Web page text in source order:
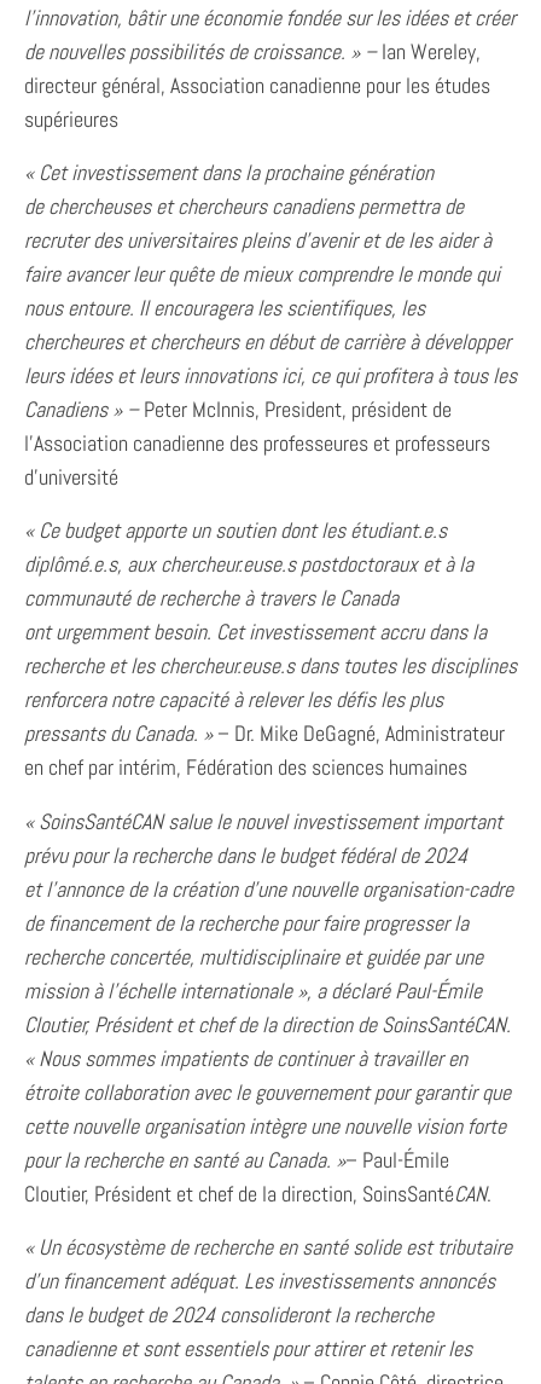
l’innovation, bâtir une économie fondée sur les idées et créer
de nouvelles possibilités decroissance. » –Ian Wereley,
directeur général, Association canadienne pour les études
supérieures
« Cet investissement dans la prochaine génération
dechercheuses et chercheurs canadiens permettra de
recruter des universitaires pleins d’avenir et de les aider à
faire avancer leur quête de mieux comprendre le monde qui
nous entoure. Il encouragera les scientifiques, les
chercheures et chercheurs en début de carrière à développer
leurs idées et leurs innovations ici, ce qui profitera à tous les
Canadiens » –Peter McInnis, President, président de
l’Association canadienne des professeures et professeurs
d’université
« Ce budget apporte un soutien dont les étudiant.e.s
diplômé.e.s, aux chercheur.euse.s postdoctoraux et à la
communauté de recherche à travers le Canada
onturgemment besoin. Cet investissement accru dans la
recherche et les chercheur.euse.s dans toutes les disciplines
renforcera notre capacité à relever les défis les plus
pressants du Canada. »– Dr. Mike DeGagné, Administrateur
en chef par intérim, Fédération des sciences humaines
« SoinsSantéCAN salue le nouvel investissement important
prévu pour la recherche dans le budget fédéral de 2024
etl’annonce de la création d’une nouvelle organisation-cadre
de financement de la recherche pour faire progresser la
recherche concertée, multidisciplinaire et guidée par une
mission àl’échelle internationale », a déclaré Paul-Émile
Cloutier, Président et chef de la direction de SoinsSantéCAN.
« Nous sommes impatients de continuer à travailler en
étroite collaboration avec le gouvernement pour garantir que
cette nouvelle organisation intègre une nouvelle vision forte
pour la recherche en santé au Canada. »– Paul-Émile
Cloutier, Président et chef de la direction, SoinsSantéCAN.
« Un écosystème de recherche en santé solide est tributaire
d’un financement adéquat. Les investissements annoncés
dans le budget de 2024 consolideront la recherche
canadienne et sont essentiels pour attirer et retenir les